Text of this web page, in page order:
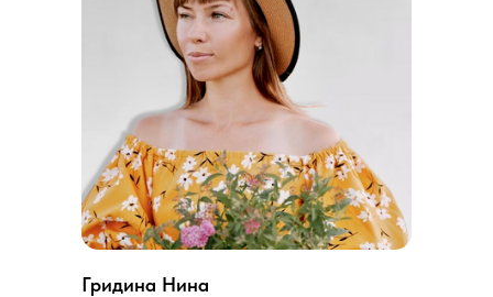
Гридина Нина